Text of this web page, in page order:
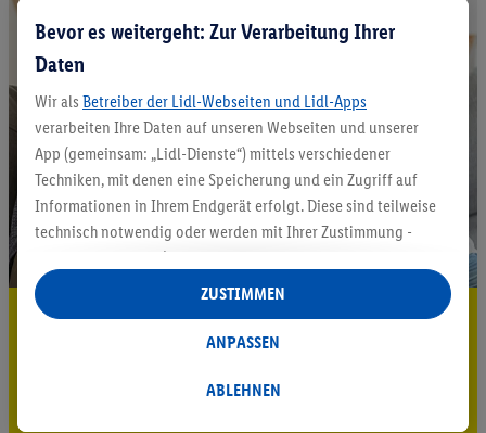
5.95 € Versand sparen³²ᵃ
Bevor es weitergeht: Zur Verarbeitung Ihrer
Daten
Wir als Betreiber der Lidl-Webseiten und Lidl-Apps
verarbeiten Ihre Daten auf unseren Webseiten und unserer
App (gemeinsam: „Lidl-Dienste“) mittels verschiedener
Techniken, mit denen eine Speicherung und ein Zugriff auf
Informationen in Ihrem Endgerät erfolgt. Diese sind teilweise
technisch notwendig oder werden mit Ihrer Zustimmung -
auch durch Partner (u.a.
Verantwortliche; im Zusammenhang mit dem IAB TCF
insgesamt
Statistik-Erstellung oder für personalisierte Werbung
Datenverarbeitungen für personalisierte Werbung werden
ABLEHNEN
ANPASSEN
ZUSTIMMEN